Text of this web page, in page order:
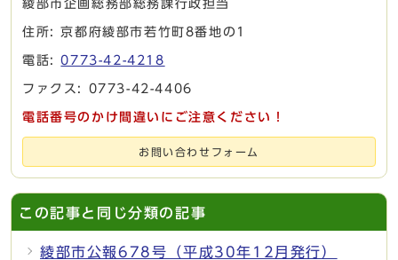
綾部市企画総務部総務課行政担当
住所: 京都府綾部市若竹町8番地の1
電話:0773-42-4218
ファクス: 0773-42-4406
電話番号のかけ間違いにご注意ください！
お問い合わせフォーム
この記事と同じ分類の記事
綾部市公報678号（平成30年12月発行）